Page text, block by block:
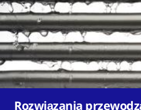
Rozwiązania